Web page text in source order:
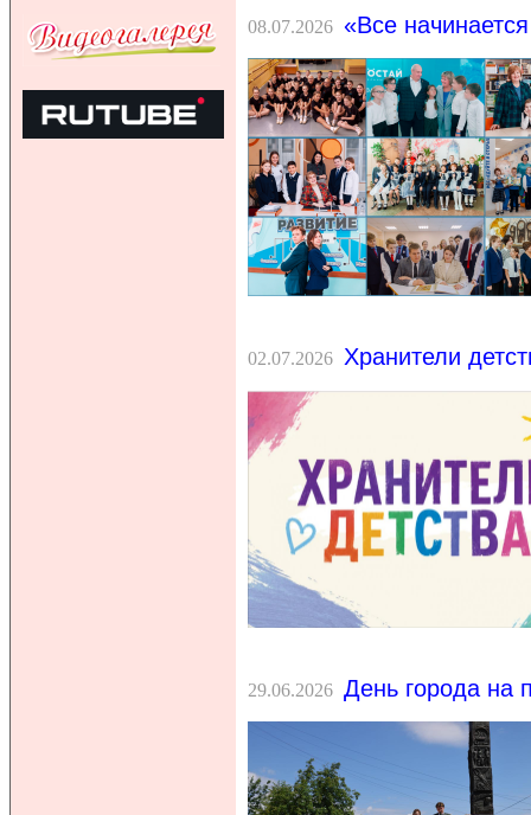
08.07.2026 «Все
02.07.2026 Хранители
29.06.2026 День города на